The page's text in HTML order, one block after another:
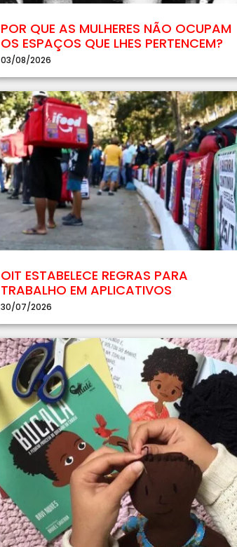
POR QUE AS MULHERES NÃO OCUPAM
OS ESPAÇOS QUE LHES PERTENCEM?
03/08/2026
OIT ESTABELECE REGRAS PARA
TRABALHO EM APLICATIVOS
30/07/2026